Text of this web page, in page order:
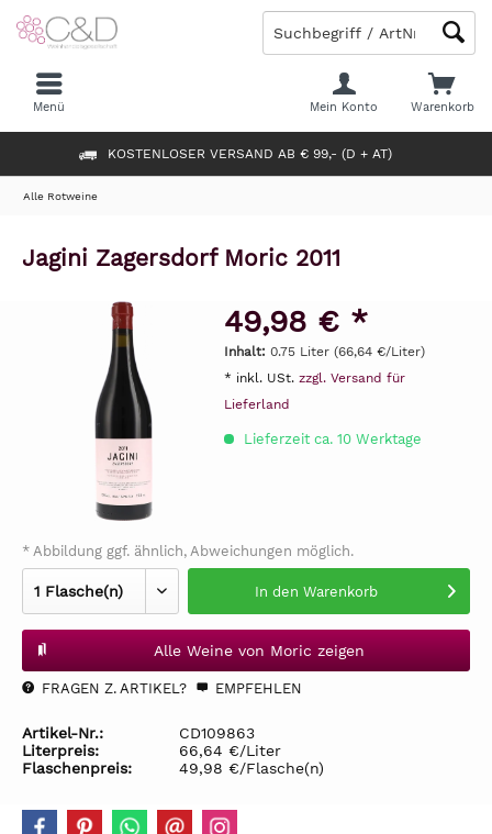
KOSTENLOSER VERSAND AB € 99,- (D + AT)
Warenkorb
Mein Konto
Menü
Alle Rotweine
Jagini Zagersdorf Moric 2011
49,98 € *
Inhalt: 0.75 Liter (66,64 €/Liter)
* inkl. USt. zzgl. Versand für
Lieferland
Lieferzeit ca. 10 Werktage
* Abbildung ggf. ähnlich, Abweichungen möglich.
In den Warenkorb
Alle Weine von Moric zeigen
FRAGEN Z. ARTIKEL? EMPFEHLEN
Artikel-Nr.:
CD109863
Literpreis:
66,64 €/Liter
Flaschenpreis:
49,98 €/Flasche(n)